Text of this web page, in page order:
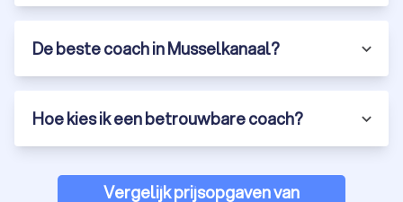
De beste coach in Musselkanaal?
Hoe kies ik een betrouwbare coach?
Vergelijk prijsopgaven van